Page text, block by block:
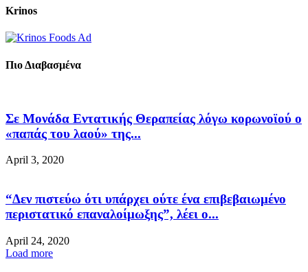
Krinos
Πιο Διαβασμένα
Σε Μονάδα Εντατικής Θεραπείας λόγω κορωνοϊού ο
«παπάς του λαού» της...
April 3, 2020
“Δεν πιστεύω ότι υπάρχει ούτε ένα επιβεβαιωμένο
περιστατικό επαναλοίμωξης”, λέει ο...
April 24, 2020
Load more